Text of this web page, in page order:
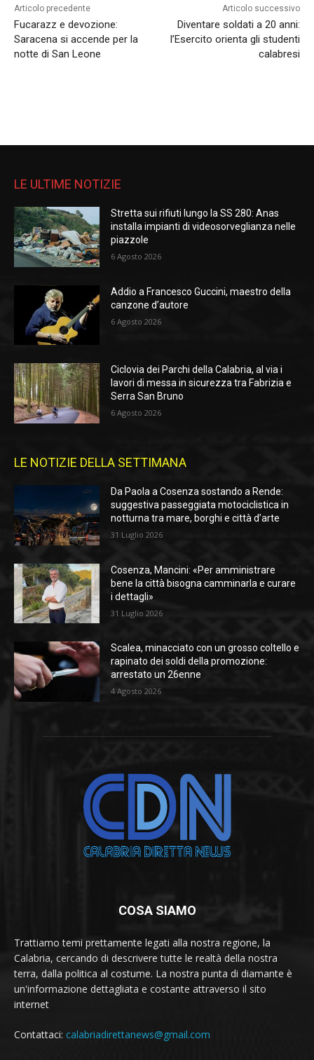
Articolo precedente
Fucarazz e devozione:
Saracena si accende per la
notte di San Leone
Articolo successivo
Diventare soldati a 20 anni:
l’Esercito orienta gli studenti
calabresi
LE ULTIME NOTIZIE
Stretta sui rifiuti lungo la SS 280: Anas
installa impianti di videosorveglianza nelle
piazzole
6 Agosto 2026
Addio a Francesco Guccini, maestro della
canzone d’autore
6 Agosto 2026
Ciclovia dei Parchi della Calabria, al via i
lavori di messa in sicurezza tra Fabrizia e
Serra San Bruno
6 Agosto 2026
LE NOTIZIE DELLA SETTIMANA
Da Paola a Cosenza sostando a Rende:
suggestiva passeggiata motociclistica in
notturna tra mare, borghi e città d’arte
31 Luglio 2026
Cosenza, Mancini: «Per amministrare
bene la città bisogna camminarla e curare
i dettagli»
31 Luglio 2026
Scalea, minacciato con un grosso coltello e
rapinato dei soldi della promozione:
arrestato un 26enne
4 Agosto 2026
COSA SIAMO
Trattiamo temi prettamente legati alla nostra regione, la
Calabria, cercando di descrivere tutte le realtà della nostra
terra, dalla politica al costume. La nostra punta di diamante è
un'informazione dettagliata e costante attraverso il sito
internet
Contattaci: calabriadirettanews@gmail.com